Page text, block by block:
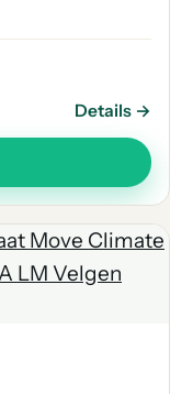
Details →